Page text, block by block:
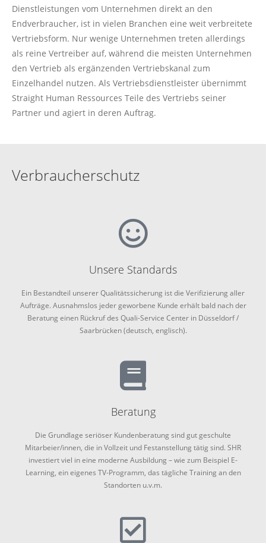
Dienstleistungen vom Unternehmen direkt an den
Endverbraucher, ist in vielen Branchen eine weit verbreitete
Vertriebsform. Nur wenige Unternehmen treten allerdings
als reine Vertreiber auf, während die meisten Unternehmen
den Vertrieb als ergänzenden Vertriebskanal zum
Einzelhandel nutzen. Als Vertriebsdienstleister übernimmt
Straight Human Ressources Teile des Vertriebs seiner
Partner und agiert in deren Auftrag.
Verbraucherschutz
Unsere Standards
Ein Bestandteil unserer Qualitätssicherung ist die Verifizierung aller
Aufträge. Ausnahmslos jeder geworbene Kunde erhält bald nach der
Beratung einen Rückruf des Quali-Service Center in Düsseldorf /
Saarbrücken (deutsch, englisch).
Beratung
Die Grundlage seriöser Kundenberatung sind gut geschulte
Mitarbeier/innen, die in Vollzeit und Festanstellung tätig sind. SHR
investiert viel in eine moderne Ausbildung – wie zum Beispiel E-
Learning, ein eigenes TV-Programm, das tägliche Training an den
Standorten u.v.m.